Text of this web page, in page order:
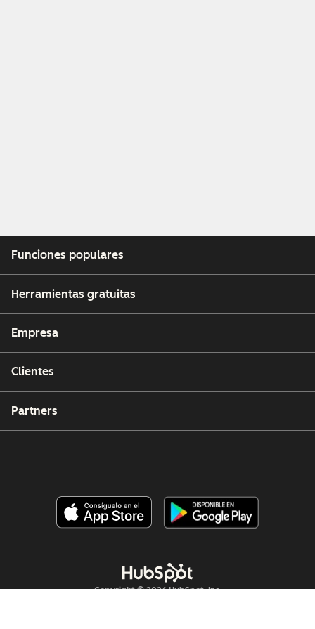
Funciones populares
Herramientas gratuitas
Empresa
Clientes
Partners
Copyright © 2026 HubSpot, Inc.